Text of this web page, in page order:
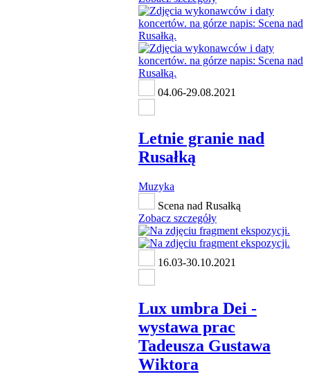
04.06-29.08.2021
Letnie granie nad
Rusałką
Muzyka
Scena nad Rusałką
Zobacz szczegóły
16.03-30.10.2021
Lux umbra Dei -
wystawa prac
Tadeusza Gustawa
Wiktora